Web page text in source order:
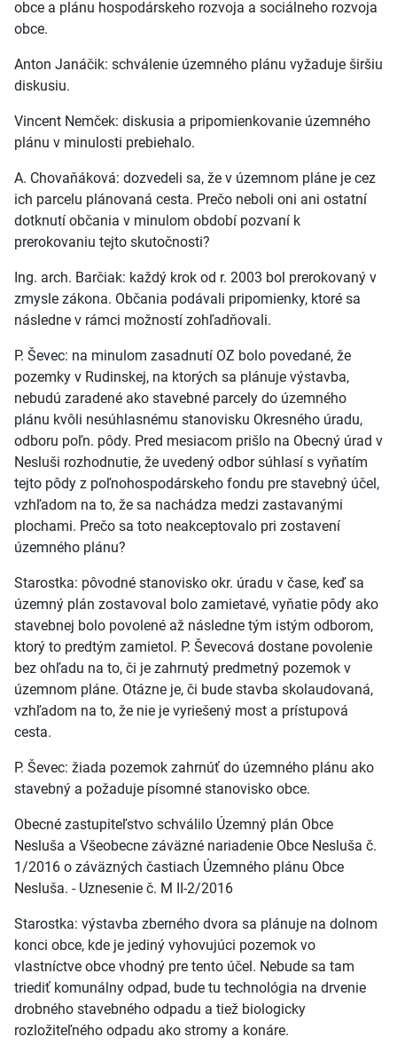
obce a plánu hospodárskeho rozvoja a sociálneho rozvoja
obce.
Anton Janáčik: schválenie územného plánu vyžaduje širšiu
diskusiu.
Vincent Nemček: diskusia a pripomienkovanie územného
plánu v minulosti prebiehalo.
A. Chovaňáková: dozvedeli sa, že v územnom pláne je cez
ich parcelu plánovaná cesta. Prečo neboli oni ani ostatní
dotknutí občania v minulom období pozvaní k
prerokovaniu tejto skutočnosti?
Ing. arch. Barčiak: každý krok od r. 2003 bol prerokovaný v
zmysle zákona. Občania podávali pripomienky, ktoré sa
následne v rámci možností zohľadňovali.
P. Ševec: na minulom zasadnutí OZ bolo povedané, že
pozemky v Rudinskej, na ktorých sa plánuje výstavba,
nebudú zaradené ako stavebné parcely do územného
plánu kvôli nesúhlasnému stanovisku Okresného úradu,
odboru poľn. pôdy. Pred mesiacom prišlo na Obecný úrad v
Nesluši rozhodnutie, že uvedený odbor súhlasí s vyňatím
tejto pôdy z poľnohospodárskeho fondu pre stavebný účel,
vzhľadom na to, že sa nachádza medzi zastavanými
plochami. Prečo sa toto neakceptovalo pri zostavení
územného plánu?
Starostka: pôvodné stanovisko okr. úradu v čase, keď sa
územný plán zostavoval bolo zamietavé, vyňatie pôdy ako
stavebnej bolo povolené až následne tým istým odborom,
ktorý to predtým zamietol. P. Ševecová dostane povolenie
bez ohľadu na to, či je zahrnutý predmetný pozemok v
územnom pláne. Otázne je, či bude stavba skolaudovaná,
vzhľadom na to, že nie je vyriešený most a prístupová
cesta.
P. Ševec: žiada pozemok zahrnúť do územného plánu ako
stavebný a požaduje písomné stanovisko obce.
Obecné zastupiteľstvo schválilo Územný plán Obce
Nesluša a Všeobecne záväzné nariadenie Obce Nesluša č.
1/2016 o záväzných častiach Územného plánu Obce
Nesluša. - Uznesenie č. M II-2/2016
Starostka: výstavba zberného dvora sa plánuje na dolnom
konci obce, kde je jediný vyhovujúci pozemok vo
vlastníctve obce vhodný pre tento účel. Nebude sa tam
triediť komunálny odpad, bude tu technológia na drvenie
drobného stavebného odpadu a tiež biologicky
rozložiteľného odpadu ako stromy a konáre.